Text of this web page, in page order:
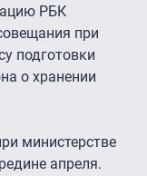
РБК
при
подготовки
о хранении
министерстве
апреля.